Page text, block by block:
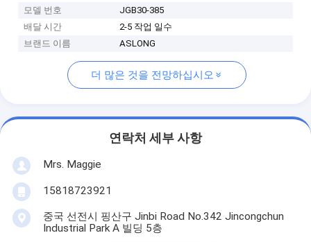
모델 번호
JGB30-385
배달 시간
2-5 작업 일수
브랜드 이름
ASLONG
더 많은 것을 전망하십시오
연락처 세부 사항
Mrs. Maggie
15818723921
중국 선전시 핑산구 Jinbi Road No.342 Jincongchun
Industrial Park A 빌딩 5층